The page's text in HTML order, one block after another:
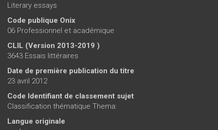
Literary essays
Code publique Onix
06 Professionnel et académique
CLIL (Version 2013-2019 )
3643 Essais littéraires
Date de première publication du titre
23 avril 2012
Code Identifiant de classement sujet
Classification thématique Thema:
Langue originale